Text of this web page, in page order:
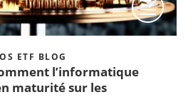
ETF BLOG
l’informatique
maturité sur les